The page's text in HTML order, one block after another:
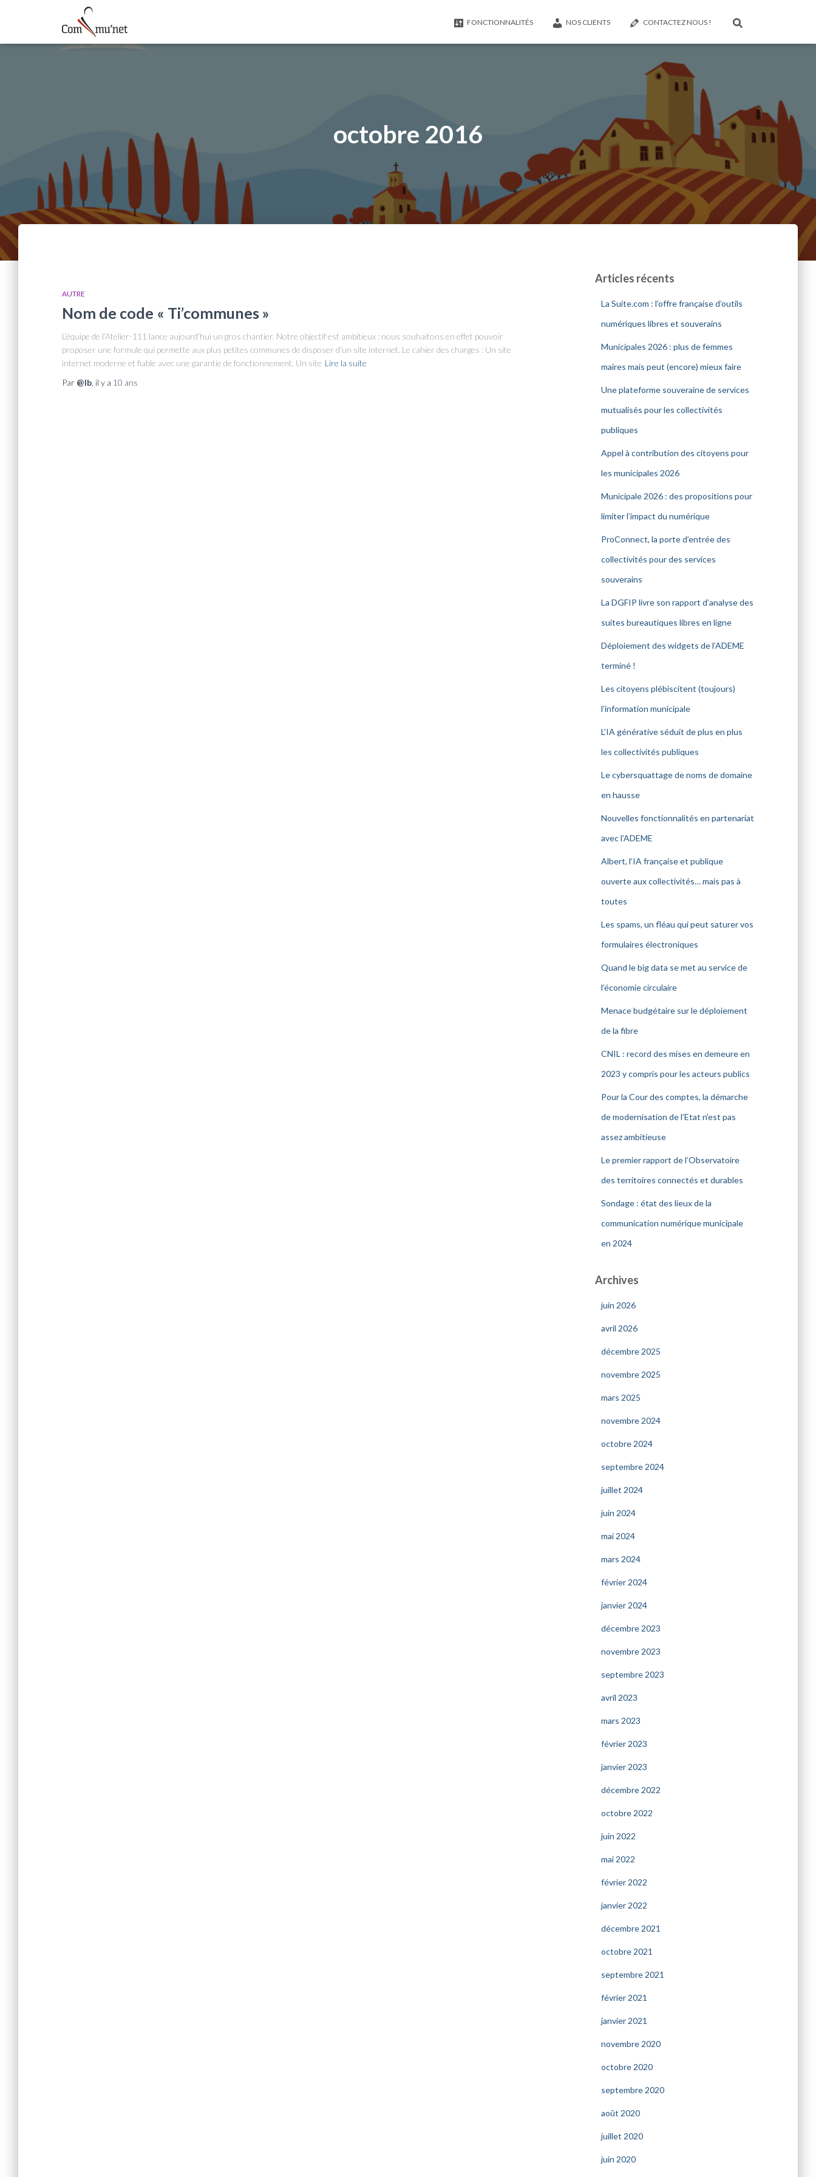
FONCTIONNALITÉS NOS CLIENTS CONTACTEZ NOUS !
octobre 2016
AUTRE
Nom de code « Ti’communes »
L’équipe de l’Atelier-111 lance aujourd’hui un gros chantier. Notre objectif est ambitieux ; nous souhaitons en effet pouvoir
proposer une formule qui permette aux plus petites communes de disposer d’un site internet. Le cahier des charges : Un site
internet moderne et fiable avec une garantie de fonctionnement, Un site Lire la suite
Par @lb , il y a 10 ans
Articles récents
La Suite.com : l’offre française d’outils
numériques libres et souverains
Municipales 2026 : plus de femmes
maires mais peut (encore) mieux faire
Une plateforme souveraine de services
mutualisés pour les collectivités
publiques
Appel à contribution des citoyens pour
les municipales 2026
Municipale 2026 : des propositions pour
limiter l’impact du numérique
ProConnect, la porte d’entrée des
collectivités pour des services
souverains
La DGFIP livre son rapport d’analyse des
suites bureautiques libres en ligne
Déploiement des widgets de l’ADEME
terminé !
Les citoyens plébiscitent (toujours)
l’information municipale
L’IA générative séduit de plus en plus
les collectivités publiques
Le cybersquattage de noms de domaine
en hausse
Nouvelles fonctionnalités en partenariat
avec l’ADEME
Albert, l’IA française et publique
ouverte aux collectivités… mais pas à
toutes
Les spams, un fléau qui peut saturer vos
formulaires électroniques
Quand le big data se met au service de
l’économie circulaire
Menace budgétaire sur le déploiement
de la fibre
CNIL : record des mises en demeure en
2023 y compris pour les acteurs publics
Pour la Cour des comptes, la démarche
de modernisation de l’Etat n’est pas
assez ambitieuse
Le premier rapport de l’Observatoire
des territoires connectés et durables
Sondage : état des lieux de la
communication numérique municipale
en 2024
Archives
juin 2026
avril 2026
décembre 2025
novembre 2025
mars 2025
novembre 2024
octobre 2024
septembre 2024
juillet 2024
juin 2024
mai 2024
mars 2024
février 2024
janvier 2024
décembre 2023
novembre 2023
septembre 2023
avril 2023
mars 2023
février 2023
janvier 2023
décembre 2022
octobre 2022
juin 2022
mai 2022
février 2022
janvier 2022
décembre 2021
octobre 2021
septembre 2021
février 2021
janvier 2021
novembre 2020
octobre 2020
septembre 2020
août 2020
juillet 2020
juin 2020